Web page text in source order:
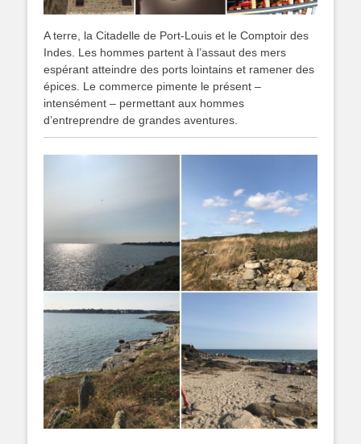
A terre, la Citadelle de Port-Louis et le Comptoir des
Indes. Les hommes partent à l’assaut des mers
espérant atteindre des ports lointains et ramener des
épices. Le commerce pimente le présent –
intensément – permettant aux hommes
d’entreprendre de grandes aventures.